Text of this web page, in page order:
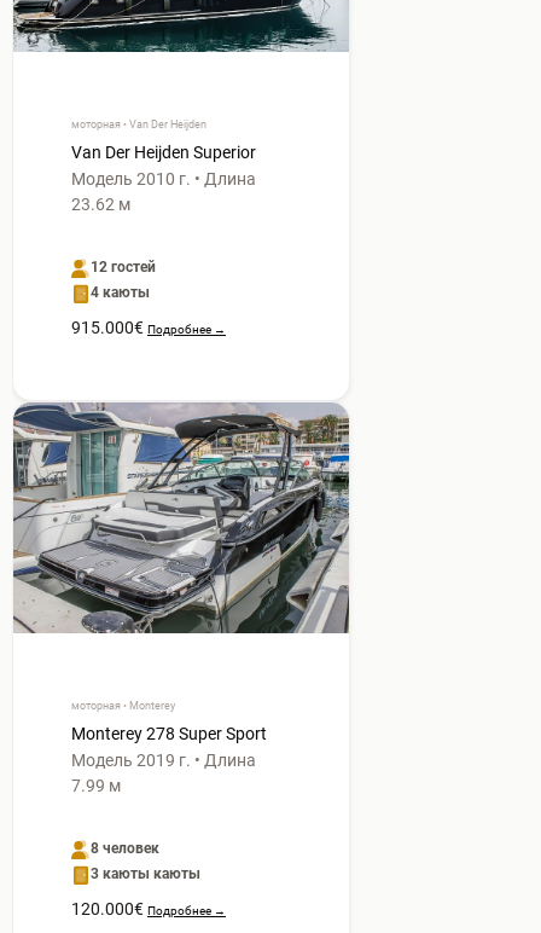
моторная • Van Der Heijden
Van Der Heijden Superior
Модель 2010 г. • Длина
23.62 м
12 гостей
4 каюты
915.000€ Подробнее →
моторная • Monterey
Monterey 278 Super Sport
Модель 2019 г. • Длина
7.99 м
8 человек
3 каюты каюты
120.000€ Подробнее →